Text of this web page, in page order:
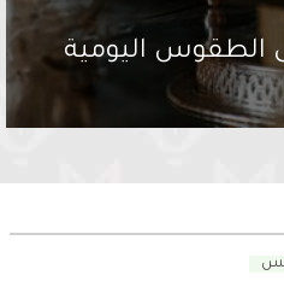
الطقوس اليومية